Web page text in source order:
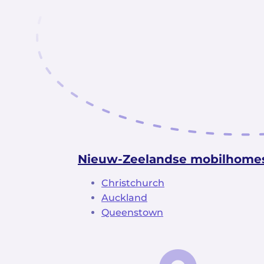
Nieuw-Zeelandse
Christchurch
Auckland
Queenstown